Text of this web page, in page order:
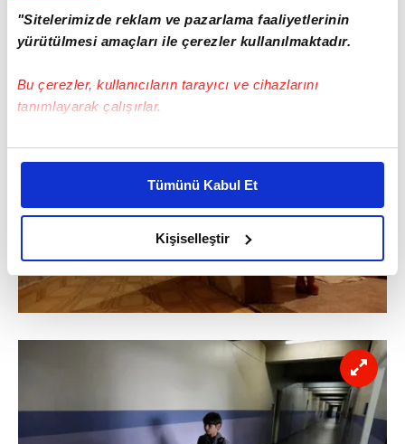
"Sitelerimizde reklam ve pazarlama faaliyetlerinin
yürütülmesi amaçları ile çerezler kullanılmaktadır.
Bu çerezler, kullanıcıların tarayıcı ve cihazlarını
tanımlayarak çalışırlar.
Bu çerezlere izin vermeniz halinde sizlere özel
daha iyi reklam deneyimi yaşatabiliriz. Bunu yaparken
amacımızın size daha iyi bir reklam deneyimi sunmak
olduğunu ve sizlere en iyi içerikleri sunabilmek adına
elimizden gelen çabayı gösterdiğimizi ve bu noktada,
reklamların maliyetlerimizi karşılamak noktasında tek gelir
kalemimiz olduğunu sizlere hatırlatmak isteriz.
Her halükârda, kullanıcılar, bu çerezlere izin vermedikleri
Sizlere daha iyi bir hizmet sunabilmek için İnternet
Tümünü Kabul Et
Kişiselleştir